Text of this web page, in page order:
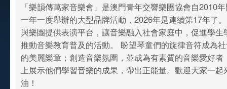
「樂韻傳萬家音樂會」是澳門青年交響樂團協會自2010
一年一度舉辦的大型品牌活動，2026年是連續第17年了
與樂團提供表演平台，讓音樂融入社會家庭中，促進學生
推動音樂教育普及的活動。 盼望琴童們的旋律音符成為
的美麗樂章；創造音樂氛圍，並成為有素質的音樂愛好
上展示他們學習音樂的成果，帶出正能量。歡迎大家一起
油！